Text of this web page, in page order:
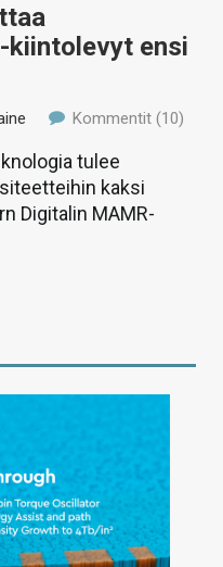
kiintolevyt ensi
Kommentit (10)
tulee
kaksi
Digitalin MAMR-